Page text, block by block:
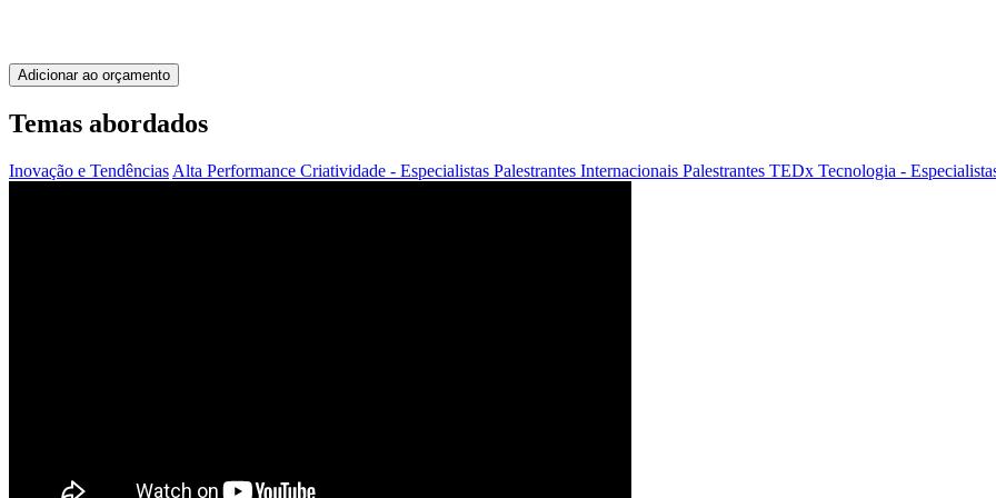
Adicionar ao orçamento
Temas abordados
Inovação e Tendências Alta Performance Criatividade - Especialistas Palestrantes Internacionais Palestrantes TEDx Tecnologia -